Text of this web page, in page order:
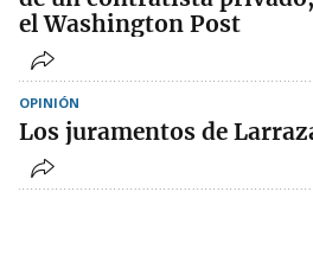
el Washington Post
OPINIÓN
Los juramentos de